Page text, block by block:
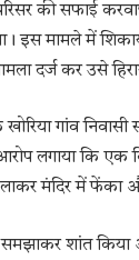
की सफाई
इस मामले में
दर्ज कर उसे
खोरिया गांव
लगाया कि
लाकर मंदिर में फेंका
समझाकर शांत